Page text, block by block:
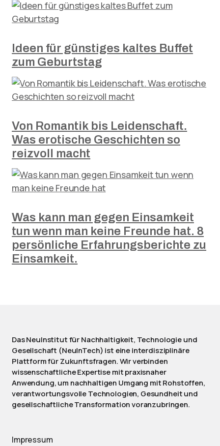
Ideen für günstiges kaltes Buffet
zum Geburtstag
Von Romantik bis Leidenschaft.
Was erotische Geschichten so
reizvoll macht
Was kann man gegen Einsamkeit
tun wenn man keine Freunde hat. 8
persönliche Erfahrungsberichte zu
Einsamkeit.
Das NeuInstitut für Nachhaltigkeit, Technologie und
Gesellschaft (NeuInTech) ist eine interdisziplinäre
Plattform für Zukunftsfragen. Wir verbinden
wissenschaftliche Expertise mit praxisnaher
Anwendung, um nachhaltigen Umgang mit Rohstoffen,
verantwortungsvolle Technologien, Gesundheit und
gesellschaftliche Transformation voranzubringen.
Impressum